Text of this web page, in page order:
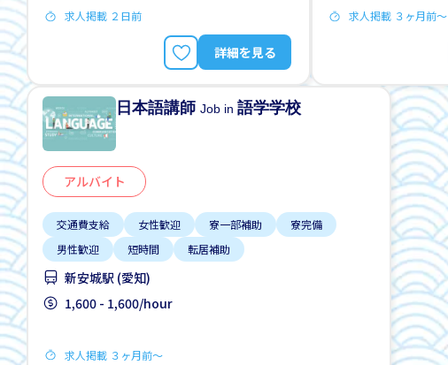
求人掲載 ２日前
詳細を見る
求人掲載 ３ヶ月前〜
日本語講師Job in語学学校
アルバイト
交通費支給 女性歓迎 寮一部補助
寮完備
男性歓迎
短時間 転居補助
新安城駅 (愛知)
1,600 - 1,600/hour
求人掲載 ３ヶ月前〜